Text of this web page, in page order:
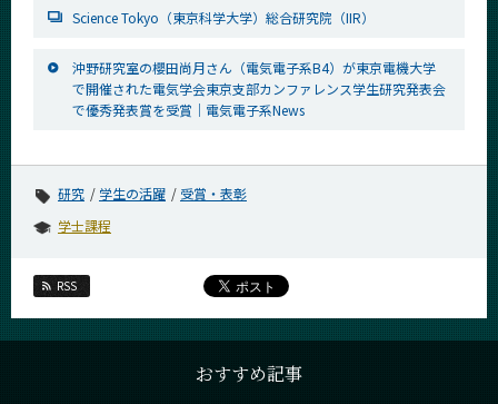
Science Tokyo（東京科学大学）総合研究院（IIR）
沖野研究室の櫻田尚月さん（電気電子系B4）が東京電機大学
で開催された電気学会東京支部カンファレンス学生研究発表会
で優秀発表賞を受賞｜電気電子系News
研究 学生の活躍
受賞・表彰
学士課程
RSS
おすすめ記事